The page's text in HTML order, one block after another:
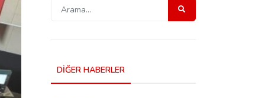
DİĞER HABERLER